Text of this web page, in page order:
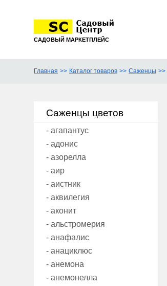
САДОВЫЙ МАРКЕТПЛЕЙС
Главная Каталог товаров Саженцы
Саженцы цветов
- агапантус
- адонис
- азорелла
- аир
- аистник
- аквилегия
- аконит
- альстромерия
- анафалис
- анациклюс
- анемона
- анемонелла